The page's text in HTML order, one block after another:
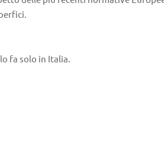
fa solo in Italia.